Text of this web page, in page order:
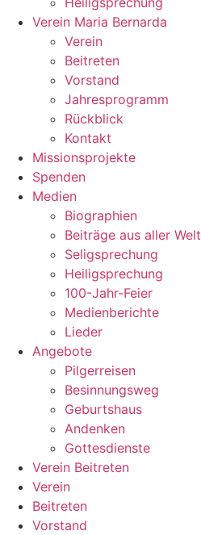
Verein Maria Bernarda
Verein
Beitreten
Vorstand
Jahresprogramm
Rückblick
Kontakt
Missionsprojekte
Spenden
Medien
Biographien
Beiträge aus aller Welt
Seligsprechung
Heiligsprechung
100-Jahr-Feier
Medienberichte
Lieder
Angebote
Pilgerreisen
Besinnungsweg
Geburtshaus
Andenken
Gottesdienste
Verein Beitreten
Verein
Beitreten
Vorstand